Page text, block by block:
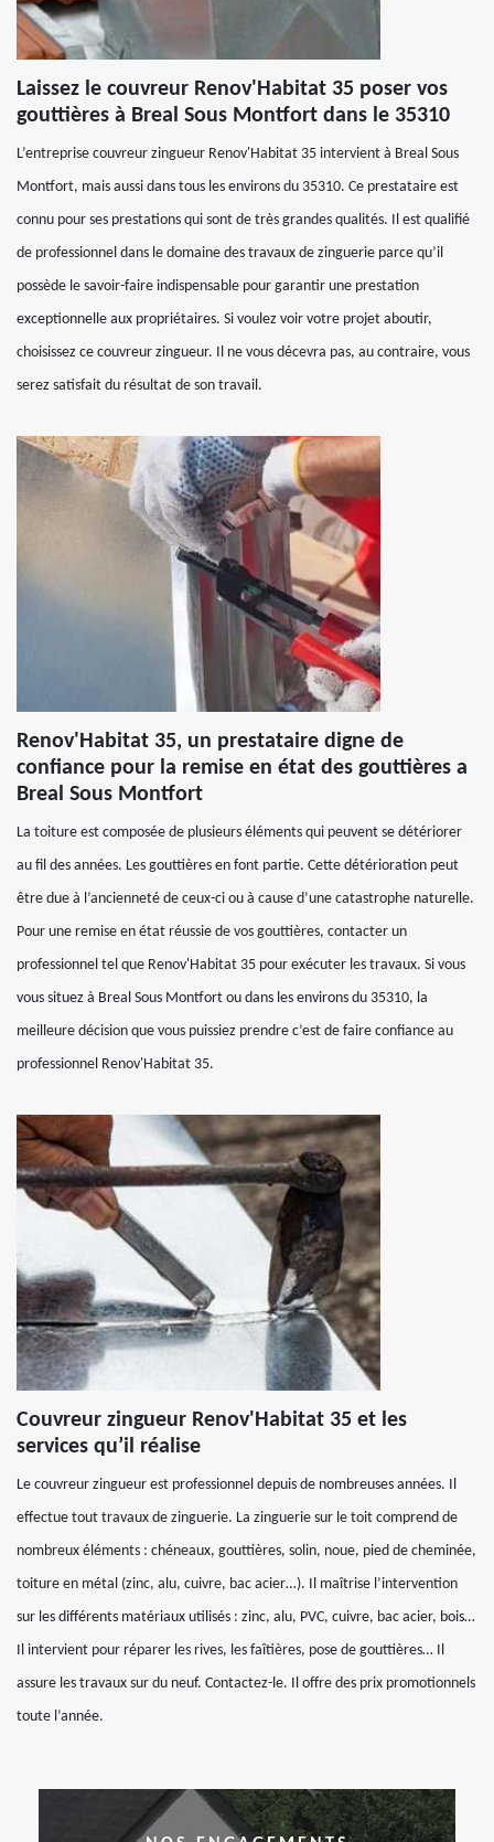
Laissez le couvreur Renov'Habitat 35 poser vos
gouttières à Breal Sous Montfort dans le 35310
L’entreprise couvreur zingueur Renov'Habitat 35 intervient à Breal Sous
Montfort, mais aussi dans tous les environs du 35310. Ce prestataire est
connu pour ses prestations qui sont de très grandes qualités. Il est qualifié
de professionnel dans le domaine des travaux de zinguerie parce qu’il
possède le savoir-faire indispensable pour garantir une prestation
exceptionnelle aux propriétaires. Si voulez voir votre projet aboutir,
choisissez ce couvreur zingueur. Il ne vous décevra pas, au contraire, vous
serez satisfait du résultat de son travail.
Renov'Habitat 35, un prestataire digne de
confiance pour la remise en état des gouttières a
Breal Sous Montfort
La toiture est composée de plusieurs éléments qui peuvent se détériorer
au fil des années. Les gouttières en font partie. Cette détérioration peut
être due à l’ancienneté de ceux-ci ou à cause d’une catastrophe naturelle.
Pour une remise en état réussie de vos gouttières, contacter un
professionnel tel que Renov'Habitat 35 pour exécuter les travaux. Si vous
vous situez à Breal Sous Montfort ou dans les environs du 35310, la
meilleure décision que vous puissiez prendre c’est de faire confiance au
professionnel Renov'Habitat 35.
Couvreur zingueur Renov'Habitat 35 et les
services qu’il réalise
Le couvreur zingueur est professionnel depuis de nombreuses années. Il
effectue tout travaux de zinguerie. La zinguerie sur le toit comprend de
nombreux éléments : chéneaux, gouttières, solin, noue, pied de cheminée,
toiture en métal (zinc, alu, cuivre, bac acier…). Il maîtrise l’intervention
sur les différents matériaux utilisés : zinc, alu, PVC, cuivre, bac acier, bois…
Il intervient pour réparer les rives, les faîtières, pose de gouttières… Il
assure les travaux sur du neuf. Contactez-le. Il offre des prix promotionnels
toute l’année.